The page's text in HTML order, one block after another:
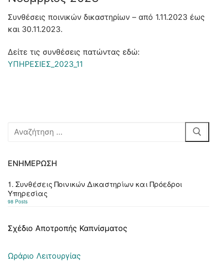
Συνθέσεις ποινικών δικαστηρίων – από 1.11.2023 έως
και 30.11.2023.
Δείτε τις συνθέσεις πατώντας εδώ:
ΥΠΗΡΕΣΙΕΣ_2023_11
Αναζήτηση
ΕΝΗΜΈΡΩΣΗ
1. Συνθέσεις Ποινικών Δικαστηρίων και Πρόεδροι
Υπηρεσίας
98 Posts
Σχέδιο Αποτροπής Καπνίσματος
Ωράριο Λειτουργίας